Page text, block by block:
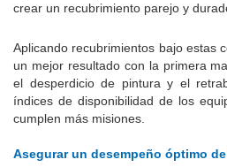
crear un recubrimiento parejo y
Aplicando recubrimientos bajo estas
un mejor resultado con la primera
el desperdicio de pintura y el
índices de disponibilidad de los
cumplen más misiones.
Asegurar un desempeño óptimo